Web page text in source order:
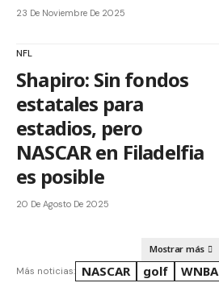
23 De Noviembre De 2025
NFL
Shapiro: Sin fondos
estatales para
estadios, pero
NASCAR en Filadelfia
es posible
20 De Agosto De 2025
Mostrar más
Más noticias: NASCAR golf WNBA